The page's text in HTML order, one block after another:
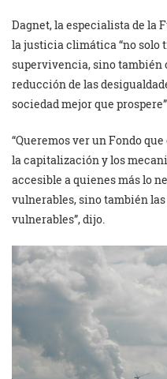
Dagnet, la especialista de la
la justicia climática “no solo
supervivencia, sino también
reducción de las
sociedad mejor que prospere”
“Queremos ver un Fondo
la capitalización y los
accesible a quienes más lo
vulnerables, sino también
vulnerables”, dijo.